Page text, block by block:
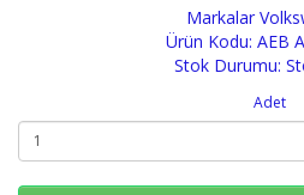
Markalar
Ürün Kodu: AEB
Stok Durumu:
Adet